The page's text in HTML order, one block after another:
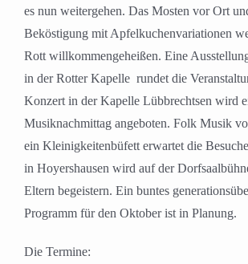
es nun weitergehen. Das Mosten vor Ort
Beköstigung mit Apfelkuchenvariationen
Rott willkommengeheißen. Eine
in der Rotter Kapelle rundet die
Konzert in der Kapelle Lübbrechtsen wird
Musiknachmittag angeboten. Folk Musik
ein Kleinigkeitenbüfett erwartet die
in Hoyershausen wird auf der
Eltern begeistern. Ein buntes
Programm für den Oktober ist in Planung.
Die Termine: